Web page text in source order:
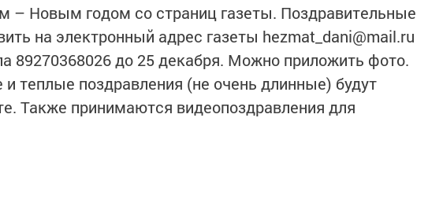
– Новым годом со страниц газеты. Поздравительные
на электронный адрес газеты hezmat_dani@mail.ru
89270368026 до 25 декабря. Можно приложить фото.
теплые поздравления (не очень длинные) будут
Также принимаются видеопоздравления для